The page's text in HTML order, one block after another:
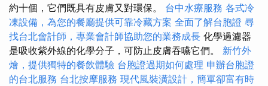
約十個，它們既具有皮膚又對環保。 台中水療服務 各式冷
凍設備，為您的餐廳提供可靠冷藏方案 全面了解台胞證 尋
找台北會計師，專業會計師協助您的業務成長 化學過濾器
是吸收紫外線的化學分子，可防止皮膚吞嚥它們。 新竹外
燴，提供獨特的餐飲體驗 台胞證過期如何處理 申辦台胞證
的台北服務 台北按摩服務 現代風裝潢設計，簡單卻富有時